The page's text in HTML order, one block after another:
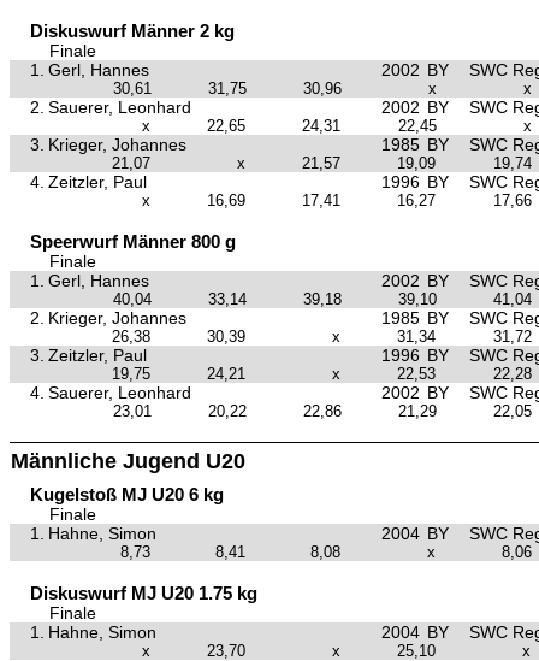
Diskuswurf Männer 2 kg
Finale
1.
Gerl, Hannes 2002 BY SWC
30,61 31,75 30,96 x x
2. Sauerer, Leonhard 2002 BY SWC
x 22,65 24,31 22,45 x
3. Krieger, Johannes 1985 BY SWC
21,07 x 21,57 19,09 19,74
4. Zeitzler, Paul 1996 BY SWC
x 16,69 17,41 16,27 17,66
Speerwurf Männer 800 g
Finale
1.
Gerl, Hannes 2002 BY SWC
40,04 33,14 39,18 39,10 41,04
2. Krieger, Johannes 1985 BY SWC
26,38 30,39 x 31,34 31,72
3. Zeitzler, Paul 1996 BY SWC
19,75 24,21 x 22,53 22,28
4. Sauerer, Leonhard 2002 BY SWC
23,01 20,22 22,86 21,29 22,05
Männliche Jugend U20
Kugelstoß MJ U20 6 kg
Finale
1.
Hahne, Simon 2004 BY SWC
8,73 8,41 8,08 x 8,06
Diskuswurf MJ U20 1.75 kg
Finale
1.
Hahne, Simon 2004 BY SWC
x 23,70 x 25,10 x